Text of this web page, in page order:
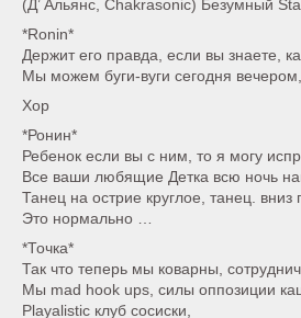
(Д’ Альянс, Chakrasonic) Безумный
*Ronin*
Держит его правда, если вы знаете,
Мы можем буги-вуги сегодня
Хор
*Ронин*
Ребенок если вы с ним, то я могу
Все ваши любящие Детка всю ночь
Танец на острие круглое, танец. вниз
Это нормально …
*Точка*
Так что теперь мы коварны,
Мы mad hook ups, силы оппозиции
Playalistic клуб сосиски,